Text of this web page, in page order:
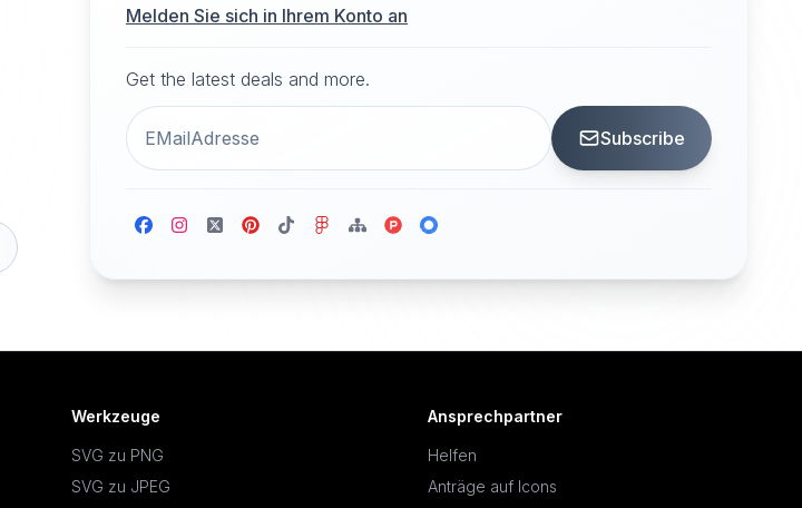
Melden Sie sich in Ihrem Konto an
Get the latest deals and more.
Subscribe
Werkzeuge
SVG zu PNG
SVG zu JPEG
Ansprechpartner
Helfen
Anträge auf Icons